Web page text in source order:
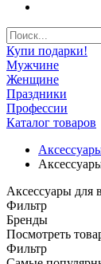
Купи подарки!
Мужчине
Женщине
Праздники
Профессии
Каталог товаров
Аксессуары для
Фильтр
Бренды
Посмотреть
Фильтр